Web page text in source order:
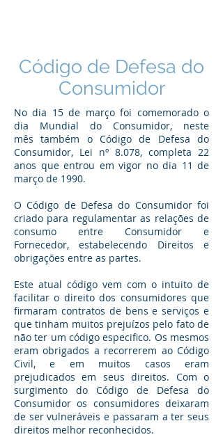
Código de Defesa do
Consumidor
No dia 15 de março foi comemorado o
dia Mundial do Consumidor, neste
mês também o Código de Defesa do
Consumidor, Lei nº 8.078, completa 22
anos que entrou em vigor no dia 11 de
março de 1990.
O Código de Defesa do Consumidor foi
criado para regulamentar as relações de
consumo entre Consumidor e
Fornecedor, estabelecendo Direitos e
obrigações entre as partes.
Este atual código vem com o intuito de
facilitar o direito dos consumidores que
firmaram contratos de bens e serviços e
que tinham muitos prejuízos pelo fato de
não ter um código especifico. Os mesmos
eram obrigados a recorrerem ao Código
Civil, e em muitos casos eram
prejudicados em seus direitos. Com o
surgimento do Código de Defesa do
Consumidor os consumidores deixaram
de ser vulneráveis e passaram a ter seus
direitos melhor reconhecidos.